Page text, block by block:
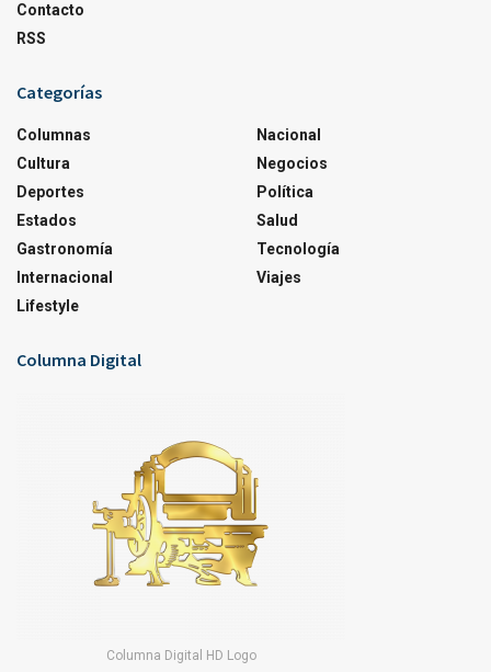
Contacto
RSS
Categorías
Columnas
Cultura
Deportes
Estados
Gastronomía
Internacional
Lifestyle
Nacional
Negocios
Política
Salud
Tecnología
Viajes
Columna Digital
Columna Digital HD Logo